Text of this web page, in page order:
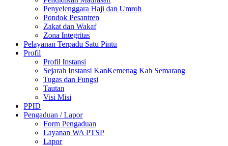
Penyelenggara Haji dan Umroh
Pondok Pesantren
Zakat dan Wakaf
Zona Integritas
Pelayanan Terpadu Satu Pintu
Profil
Profil Instansi
Sejarah Instansi KanKemenag Kab Semarang
Tugas dan Fungsi
Tautan
Visi Misi
PPID
Pengaduan / Lapor
Form Pengaduan
Layanan WA PTSP
Lapor